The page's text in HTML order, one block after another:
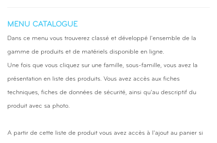
MENU CATALOGUE
Dans ce menu vous trouverez classé et développé l'ensemble de la
gamme de produits et de matériels disponible en ligne.
Une fois que vous cliquez sur une famille, sous-famille, vous avez la
présentation en liste des produits. Vous avez accès aux fiches
techniques, fiches de données de sécurité, ainsi qu'au descriptif du
produit avec sa photo.
A partir de cette liste de produit vous avez accès à l'ajout au panier si